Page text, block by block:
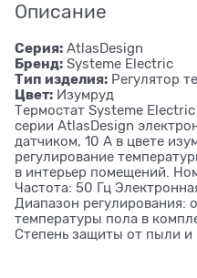
Описание
Серия: AtlasDesign
Бренд: Systeme Electric
Тип изделия: Регулятор
Цвет: Изумруд
Термостат Systeme
серии AtlasDesign
датчиком, 10 A в цвете
регулирование
в интерьер помещений.
Частота: 50 Гц
Диапазон регулирования:
температуры пола в
Степень защиты от пыли и